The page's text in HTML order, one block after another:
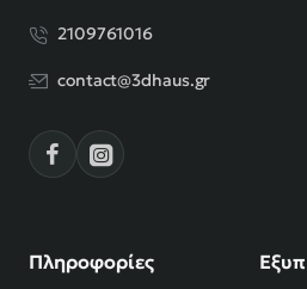
2109761016
contact@3dhaus.gr
Πληροφορίες